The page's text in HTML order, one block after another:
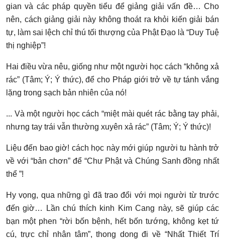
gian và các pháp quyền tiểu để giảng giải vấn đề… Cho
nên, cách giảng giải này không thoát ra khỏi kiến giải bán
tự, làm sai lệch chỉ thú tối thượng của Phật Đạo là “Duy Tuệ
thị nghiệp”!
Hai điều vừa nêu, giống như một người học cách “không xả
rác” (Tâm; Ý; Ý thức), để cho Pháp giới trở về tự tánh vắng
lặng trong sạch bản nhiên của nó!
... Và một người học cách “miệt mài quét rác bằng tay phải,
nhưng tay trái vẫn thường xuyên xả rác” (Tâm; Ý; Ý thức)!
Liệu đến bao giờ! cách học này mới giúp người tu hành trở
về với “bản chơn” để “Chư Phật và Chúng Sanh đồng nhất
thể ”!
Hy vọng, qua những gì đã trao đổi với mọi người từ trước
đến giờ… Lần chú thích kinh Kim Cang này, sẽ giúp các
bạn một phen “rời bốn bệnh, hết bốn tướng, không kẹt tứ
cú, trực chỉ nhân tâm”, thong dong đi về “Nhất Thiết Trí